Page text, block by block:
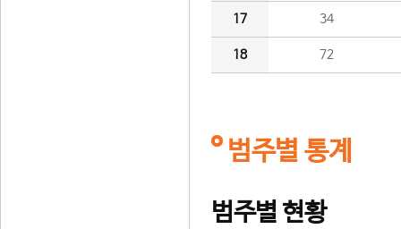
17 34
18 72
범주별 통계
범주별 현황